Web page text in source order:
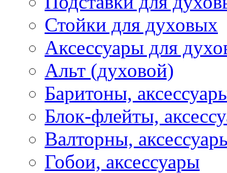
Стойки для духовых
Аксессуары для
Альт (духовой)
Баритоны,
Блок-флейты,
Валторны,
Гобои, аксессуары